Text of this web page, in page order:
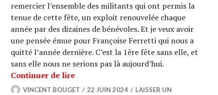
remercier l’ensemble des militants qui ont permis la
tenue de cette fête, un exploit renouvelée chaque
année par des dizaines de bénévoles. Et je veux avoir
une pensée émue pour Françoise Ferretti qui nous a
quitté l’année dernière. C’est la 1ère fête sans elle, et
sans elle nous ne serions pas là aujourd’hui.
Continuer de lireLézan 2024 – Discours
VINCENT BOUGET 22 JUIN 2024
LAISSER UN